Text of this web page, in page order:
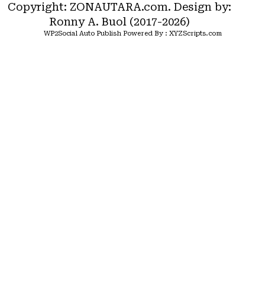
Copyright: ZONAUTARA.com. Design by:
Ronny A. Buol (2017-2026)
WP2Social Auto PublishPowered By : XYZScripts.com